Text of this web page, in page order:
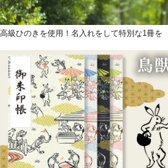
高級ひのきを使用！名入れをして特別な1冊を